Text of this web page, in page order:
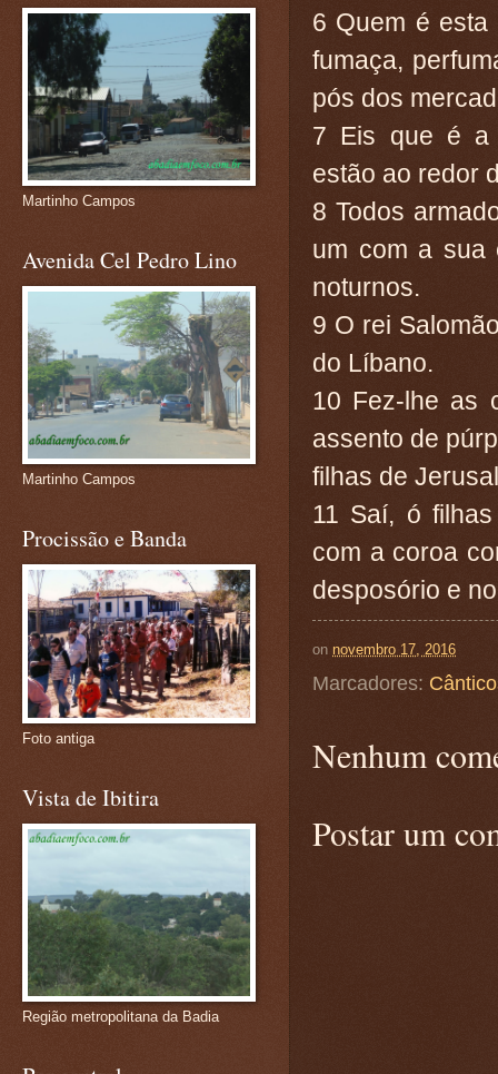
6 Quem é esta
fumaça,
pós dos
7 Eis que é a
estão ao redor
8 Todos
um com a sua
noturnos.
9 O rei
do Líbano.
10 Fez-lhe as
assento de
filhas de
11 Saí, ó
com a coroa
desposório e
on novembro 17, 2016
Marcadores:
Nenhum
Postar um
Martinho Campos
Avenida Cel Pedro Lino
Martinho Campos
Procissão e Banda
Foto antiga
Vista de Ibitira
Região metropolitana da Badia